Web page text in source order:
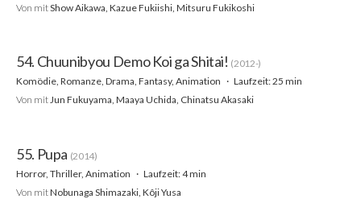
Von mitShow Aikawa, Kazue Fukiishi, Mitsuru Fukikoshi
54. Chuunibyou Demo Koi ga Shitai! (2012-)
Komödie, Romanze, Drama, Fantasy, Animation
Laufzeit: 25 min
Von mitJun Fukuyama, Maaya Uchida, Chinatsu Akasaki
55. Pupa (2014)
Horror, Thriller, Animation
Laufzeit: 4 min
Von mitNobunaga Shimazaki, Kôji Yusa